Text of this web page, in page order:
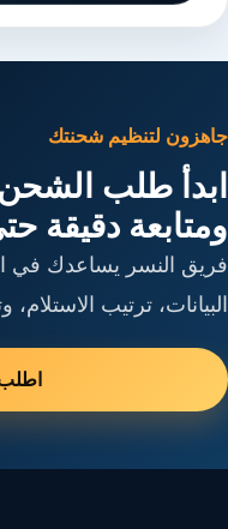
جاهزون لتنظيم شحنتك
ابدأ طلب
ومتابعة دقيقة
فريق النسر يساعدك في
البيانات، ترتيب